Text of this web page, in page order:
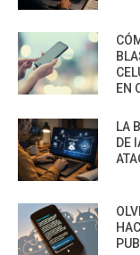
EN
LA
DE